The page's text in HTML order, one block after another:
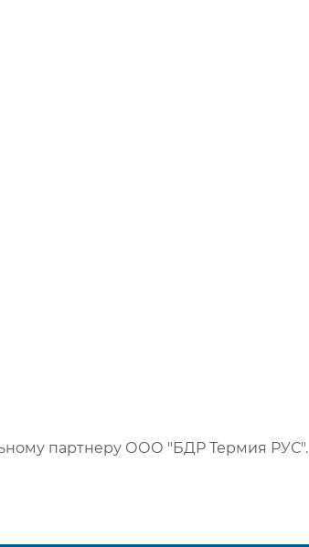
партнеру ООО "БДР Термия РУС".